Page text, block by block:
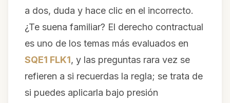
a dos, duda y hace clic en el incorrecto.
¿Te suena familiar? El derecho contractual
es uno de los temas más evaluados en
SQE1 FLK1, y las preguntas rara vez se
refieren a si recuerdas la regla; se trata de
si puedes aplicarla bajo presión